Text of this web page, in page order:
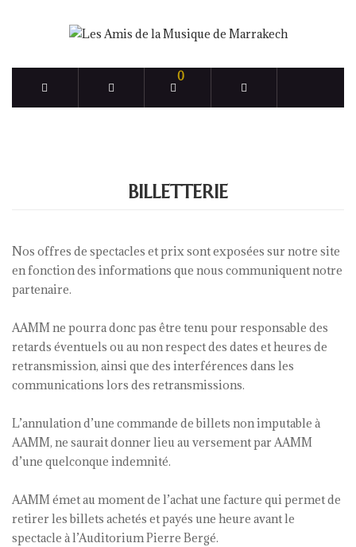
0
BILLETTERIE
Nos offres de spectacles et prix sont exposées sur notre site
en fonction des informations que nous communiquent notre
partenaire.
AAMM ne pourra donc pas être tenu pour responsable des
retards éventuels ou au non respect des dates et heures de
retransmission, ainsi que des interférences dans les
communications lors des retransmissions.
L’annulation d’une commande de billets non imputable à
AAMM, ne saurait donner lieu au versement par AAMM
d’une quelconque indemnité.
AAMM émet au moment de l’achat une facture qui permet de
retirer les billets achetés et payés une heure avant le
spectacle à l’Auditorium Pierre Bergé.